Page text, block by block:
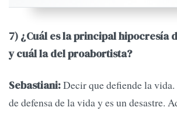
7) ¿Cuál es la principal hipocresía
y cuál la del proabortista?
Sebastiani:Decir que defiende la
de defensa de la vida y es un desastre.